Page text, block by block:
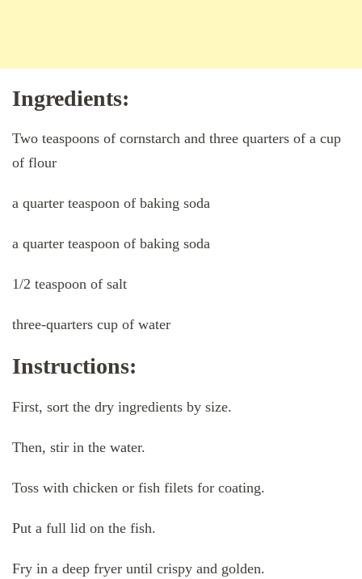
Ingredients:
Two teaspoons of cornstarch and three quarters of a cup
of flour
a quarter teaspoon of baking soda
a quarter teaspoon of baking soda
1/2 teaspoon of salt
three-quarters cup of water
Instructions:
First, sort the dry ingredients by size.
Then, stir in the water.
Toss with chicken or fish filets for coating.
Put a full lid on the fish.
Fry in a deep fryer until crispy and golden.